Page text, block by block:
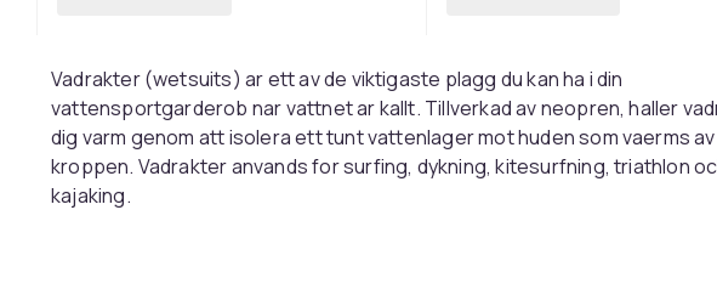
Vadrakter (wetsuits) ar ett av de viktigaste plagg du kan ha i din
vattensportgarderob nar vattnet ar kallt. Tillverkad av neopren, haller
dig varm genom att isolera ett tunt vattenlager mot huden som vaerms av
kroppen. Vadrakter anvands for surfing, dykning, kitesurfning, triathlon
kajaking.